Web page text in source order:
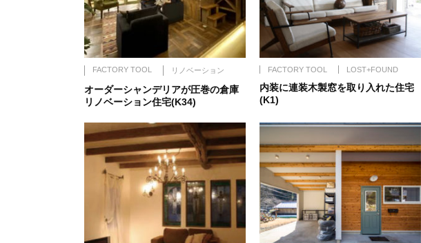
FACTORY TOOL リノベーション
オーダーシャンデリアが圧巻の倉庫
リノベーション住宅(K34)
FACTORY TOOL LOST+FOUND
内装に連装木製窓を取り入れた住宅
(K1)